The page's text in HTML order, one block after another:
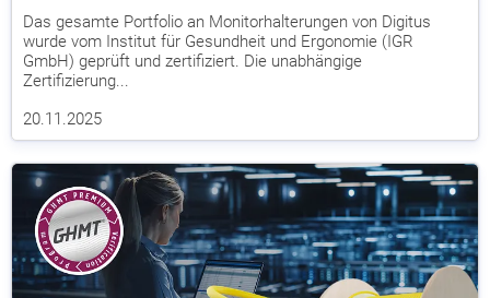
Das gesamte Portfolio an Monitorhalterungen von Digitus
wurde vom Institut für Gesundheit und Ergonomie (IGR
GmbH) geprüft und zertifiziert. Die unabhängige
Zertifizierung...
20.11.2025